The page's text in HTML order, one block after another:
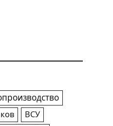
ВСУ